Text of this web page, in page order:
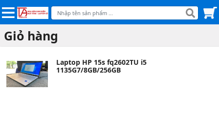
Giỏ hàng
Laptop HP 15s fq2602TU i5
1135G7/8GB/256GB